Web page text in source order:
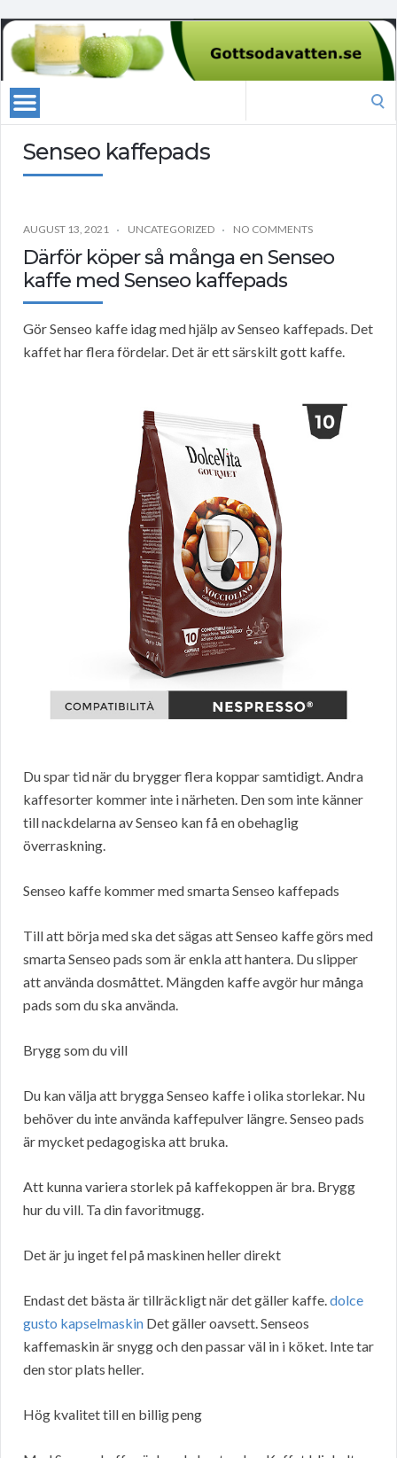
Senseo kaffepads
AUGUST 13, 2021 UNCATEGORIZED NO COMMENTS
Därför köper så många en Senseo
kaffe med Senseo kaffepads
Gör Senseo kaffe idag med hjälp av Senseo kaffepads. Det
kaffet har flera fördelar. Det är ett särskilt gott kaffe.
Du spar tid när du brygger flera koppar samtidigt. Andra
kaffesorter kommer inte i närheten. Den som inte känner
till nackdelarna av Senseo kan få en obehaglig
överraskning.
Senseo kaffe kommer med smarta Senseo kaffepads
Till att börja med ska det sägas att Senseo kaffe görs med
smarta Senseo pads som är enkla att hantera. Du slipper
att använda dosmåttet. Mängden kaffe avgör hur många
pads som du ska använda.
Brygg som du vill
Du kan välja att brygga Senseo kaffe i olika storlekar. Nu
behöver du inte använda kaffepulver längre. Senseo pads
är mycket pedagogiska att bruka.
Att kunna variera storlek på kaffekoppen är bra. Brygg
hur du vill. Ta din favoritmugg.
Det är ju inget fel på maskinen heller direkt
Endast det bästa är tillräckligt när det gäller kaffe.dolce
gusto kapselmaskin Det gäller oavsett. Senseos
kaffemaskin är snygg och den passar väl in i köket. Inte tar
den stor plats heller.
Hög kvalitet till en billig peng